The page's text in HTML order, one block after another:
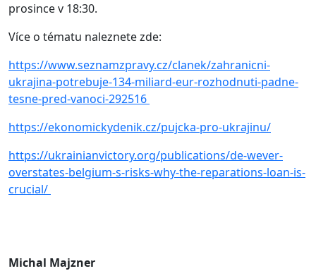
prosince v 18:30.
Více o tématu naleznete zde:
https://www.seznamzpravy.cz/clanek/zahranicni-
ukrajina-potrebuje-134-miliard-eur-rozhodnuti-padne-
tesne-pred-vanoci-292516
https://ekonomickydenik.cz/pujcka-pro-ukrajinu/
https://ukrainianvictory.org/publications/de-wever-
overstates-belgium-s-risks-why-the-reparations-loan-is-
crucial/
Michal Majzner